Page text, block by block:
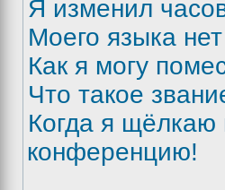
Я изменил
Моего языка
Как я могу
Что такое
Когда я щёлкаю
конференцию!